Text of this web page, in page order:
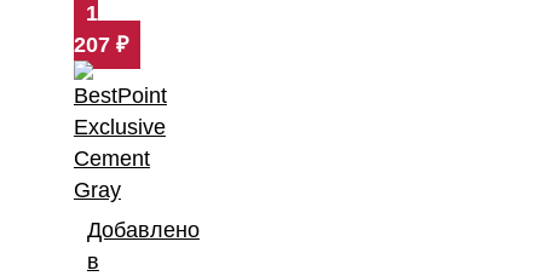
1
207 ₽
Добавлено
в